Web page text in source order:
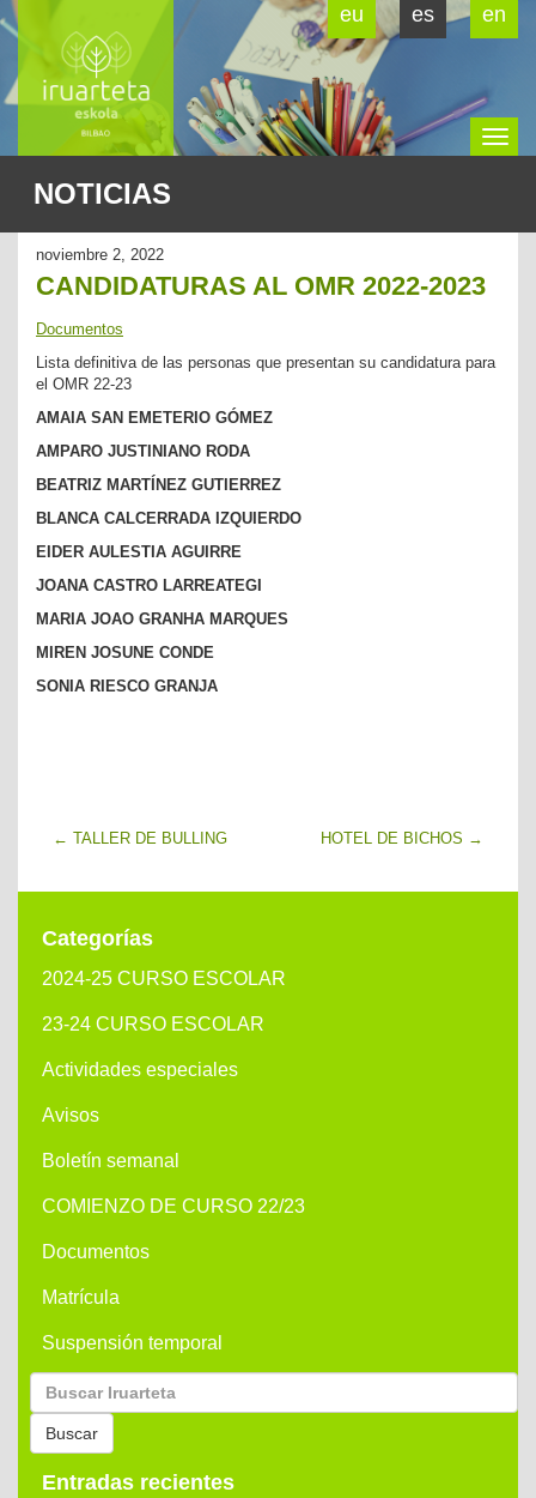
eu es en
NOTICIAS
noviembre 2, 2022
CANDIDATURAS AL OMR 2022-2023
Documentos
Lista definitiva de las personas que presentan su candidatura para
el OMR 22-23
AMAIA SAN EMETERIO GÓMEZ
AMPARO JUSTINIANO RODA
BEATRIZ MARTÍNEZ GUTIERREZ
BLANCA CALCERRADA IZQUIERDO
EIDER AULESTIA AGUIRRE
JOANA CASTRO LARREATEGI
MARIA JOAO GRANHA MARQUES
MIREN JOSUNE CONDE
SONIA RIESCO GRANJA
← TALLER DE BULLING HOTEL DE BICHOS →
Categorías
2024-25 CURSO ESCOLAR
23-24 CURSO ESCOLAR
Actividades especiales
Avisos
Boletín semanal
COMIENZO DE CURSO 22/23
Documentos
Matrícula
Suspensión temporal
Buscar
por:
Buscar
Entradas recientes